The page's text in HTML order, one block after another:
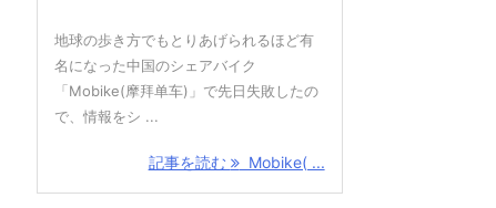
地球の歩き方でもとりあげられるほど有
名になった中国のシェアバイク
「Mobike(摩拜单车)」で先日失敗したの
で、情報をシ ...
記事を読む Mobike( ...